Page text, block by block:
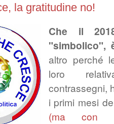
la gratitudine no!
Che il
"simbolico",
altro perché
loro
contrassegni,
i primi mesi
(ma con